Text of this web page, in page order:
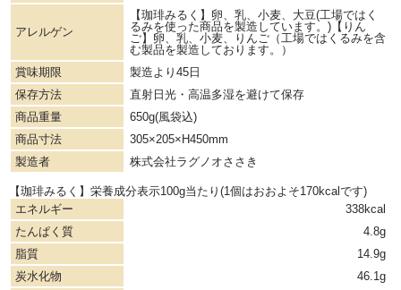
アレルゲン
【珈琲みるく】卵、乳、小麦、大豆(工場ではく
るみを使った商品を製造しています。)【りん
ご】卵、乳、小麦、りんご（工場ではくるみを含
む製品を製造しております。）
賞味期限
製造より45日
保存方法
直射日光・高温多湿を避けて保存
商品重量
650g(風袋込)
商品寸法
305×205×H450mm
製造者
株式会社ラグノオささき
【珈琲みるく】栄養成分表示100g当たり(1個はおおよそ170kcalです)
エネルギー
338kcal
たんぱく質
4.8g
脂質
14.9g
炭水化物
46.1g